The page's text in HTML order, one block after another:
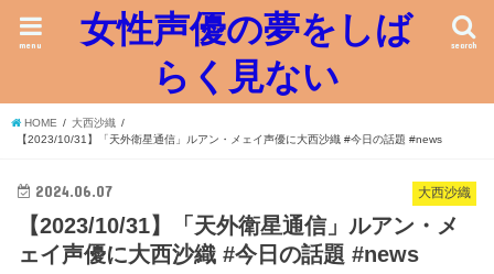
女性声優の夢をしば
らく見ない
search
menu
HOME
大西沙織
【2023/10/31】「天外衛星通信」ルアン・メェイ声優に大西沙織 #今日の話題 #news
大西沙織
2024.06.07
【2023/10/31】「天外衛星通信」ルアン・メ
ェイ声優に大西沙織 #今日の話題 #news